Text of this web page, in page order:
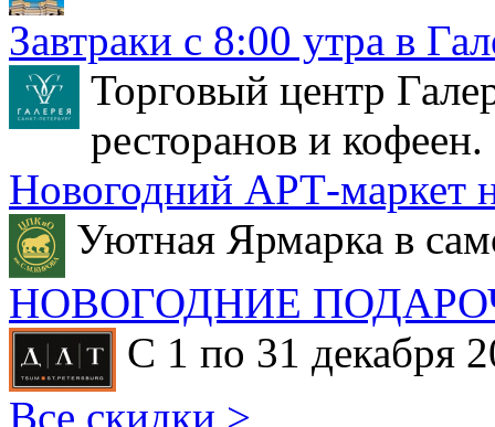
Завтраки с 8:00 утра в
Торговый центр
ресторанов и кофеен.
Новогодний АРТ-маркет
Уютная Ярмарка в
НОВОГОДНИЕ
С 1 по 31 декабря
Все скидки >